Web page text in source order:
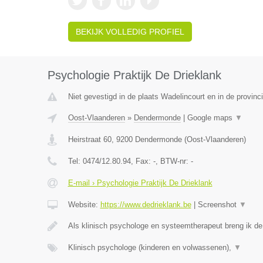
BEKIJK VOLLEDIG PROFIEL
Psychologie Praktijk De Drieklank
Niet gevestigd in de plaats Wadelincourt en in de
Oost-Vlaanderen» Dendermonde| Google maps ▼
Heirstraat 60, 9200 Dendermonde(Oost-Vlaanderen)
Tel: 0474/12.80.94, Fax: -, BTW-nr: -
E-mail › Psychologie Praktijk De Drieklank
Website: https://www.dedrieklank.be| Screenshot ▼
Als klinisch psychologe en systeemtherapeut breng ik
Klinisch psychologe (kinderen en volwassenen), ▼